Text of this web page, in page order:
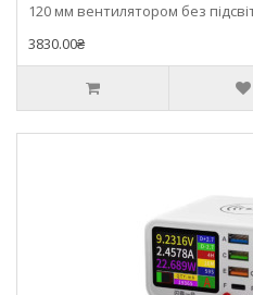
120 мм вентилятором без
3830.00₴